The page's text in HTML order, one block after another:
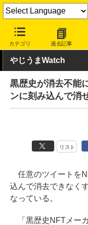
カテゴリ 過去記事
INTERNET Watch トピッ
やじうまWatch
黒歴史が消去不能
ンに刻み込んで消
リスト
任意のツイートを
込んで消去できなく
なっている。
「黒歴史NFTメー